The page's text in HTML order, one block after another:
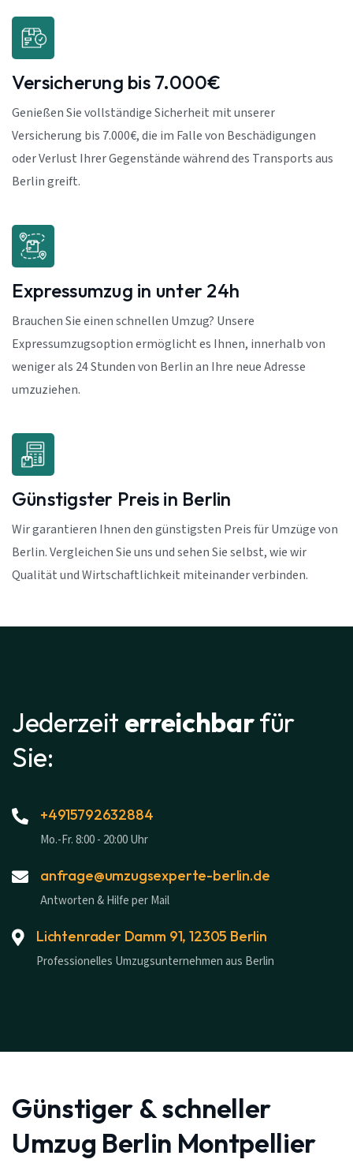
Versicherung bis 7.000€
Genießen Sie vollständige Sicherheit mit unserer
Versicherung bis 7.000€, die im Falle von Beschädigungen
oder Verlust Ihrer Gegenstände während des Transports aus
Berlin greift.
Expressumzug in unter 24h
Brauchen Sie einen schnellen Umzug? Unsere
Expressumzugsoption ermöglicht es Ihnen, innerhalb von
weniger als 24 Stunden von Berlin an Ihre neue Adresse
umzuziehen.
Günstigster Preis in Berlin
Wir garantieren Ihnen den günstigsten Preis für Umzüge von
Berlin. Vergleichen Sie uns und sehen Sie selbst, wie wir
Qualität und Wirtschaftlichkeit miteinander verbinden.
Jederzeit erreichbarfür
Sie:
+4915792632884
Mo.-Fr. 8:00 - 20:00 Uhr
anfrage@umzugsexperte-berlin.de
Antworten & Hilfe per Mail
Lichtenrader Damm 91, 12305 Berlin
Professionelles Umzugsunternehmen aus Berlin
Günstiger & schneller
Umzug Berlin Montpellier